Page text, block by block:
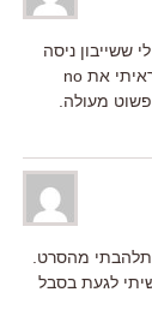
ששייבון ניסה
לעבד את הספר לתסריט. בכל אופן, אני קוראת את הספר ממש בימים אלה, ואחרי שראיתי את no
מהסרט.
לגעת בסבל